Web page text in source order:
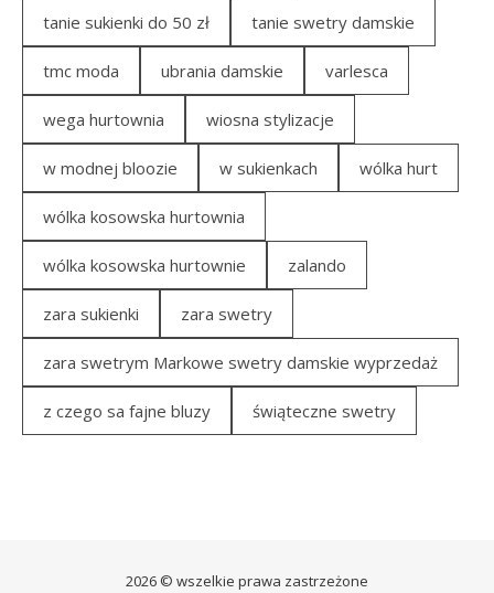
tanie sukienki do 50 zł tanie swetry damskie
tmc moda ubrania damskie varlesca
wega hurtownia wiosna stylizacje
w modnej bloozie w sukienkach wólka hurt
wólka kosowska hurtownia
wólka kosowska hurtownie zalando
zara sukienki zara swetry
zara swetrym Markowe swetry damskie wyprzedaż
z czego sa fajne bluzy świąteczne swetry
2026 © wszelkie prawa zastrzeżone